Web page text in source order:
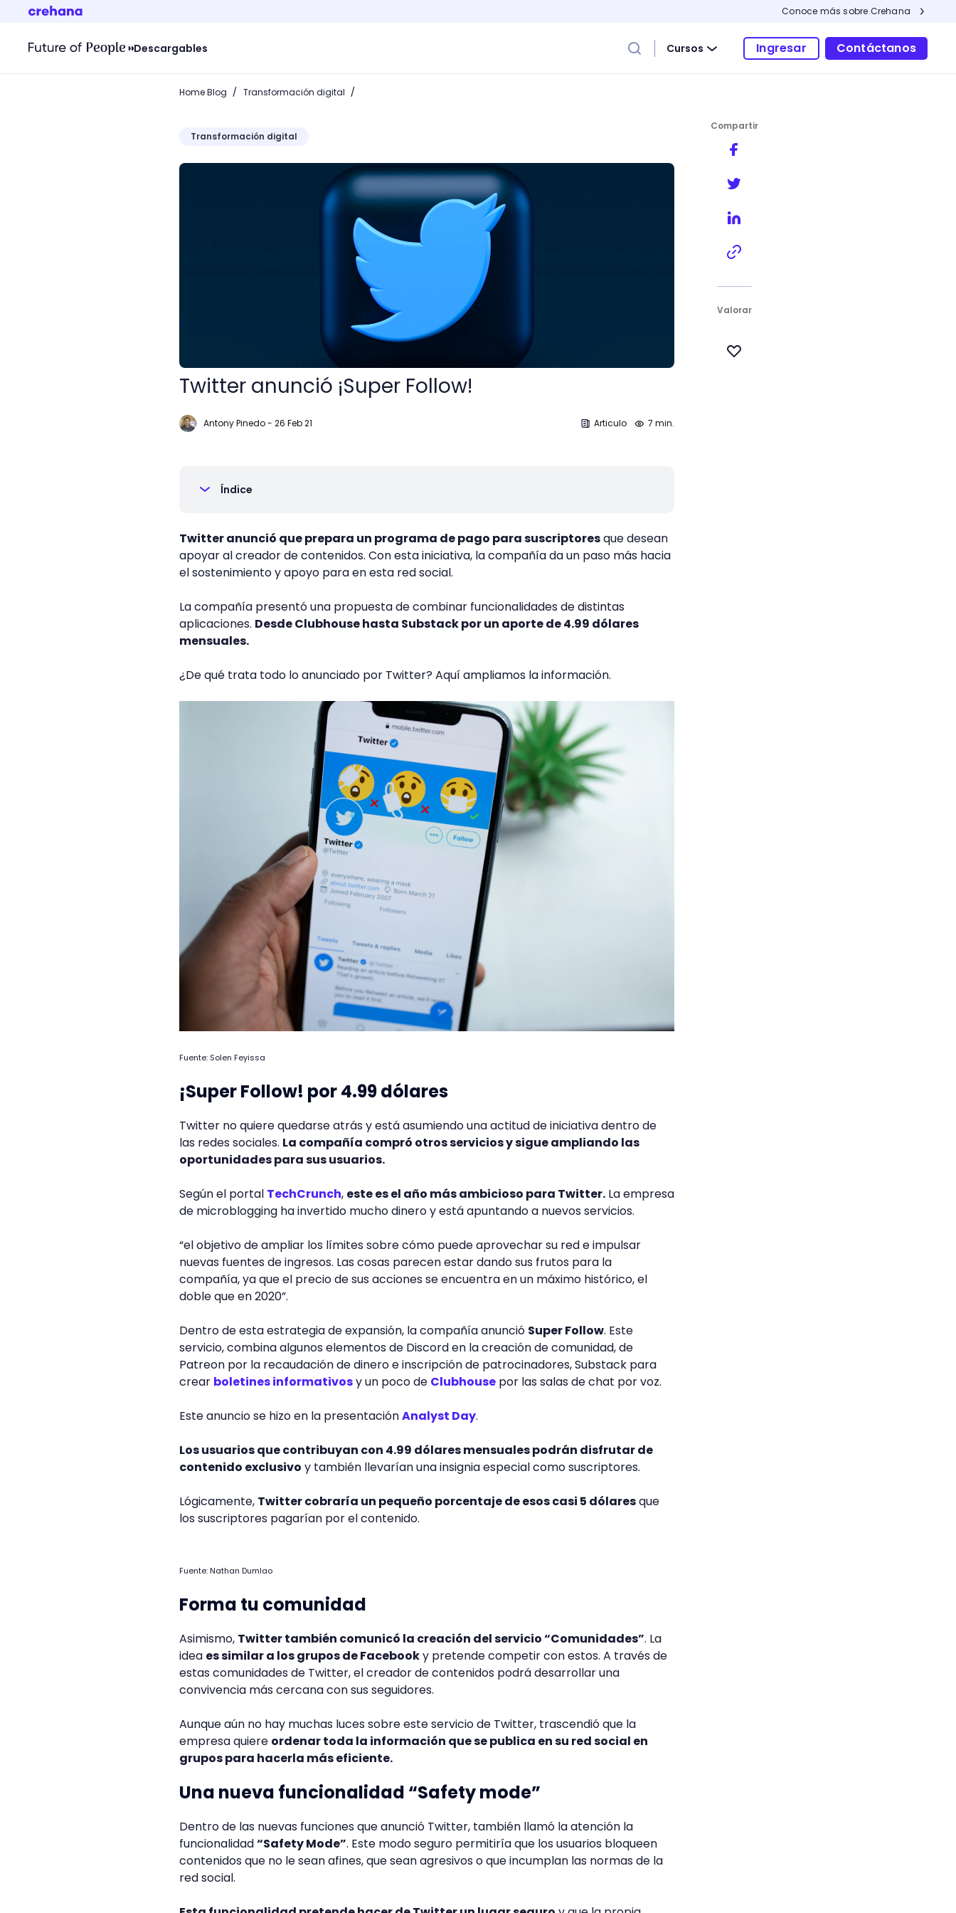
Conoce más sobre Crehana
Descargables Cursos Ingresar Contáctanos
Home Blog / Transformación digital /
Transformación digital
Twitter anunció ¡Super Follow!
Twitter anunció ¡Super Follow!
Antony Pinedo- 26 Feb 21 Articulo 7 min.
Índice
Twitter anunció que prepara un programa de pago para suscriptoresque desean
apoyar al creador de contenidos. Con esta iniciativa, la compañía da un paso más hacia
el sostenimiento y apoyo para en esta red social.
La compañía presentó una propuesta de combinar funcionalidades de distintas
aplicaciones. Desde Clubhouse hasta Substack por un aporte de 4.99 dólares
mensuales.
¿De qué trata todo lo anunciado por Twitter? Aquí ampliamos la información.
Fuente: Solen Feyissa
¡Super Follow! por 4.99 dólares
Twitter no quiere quedarse atrás y está asumiendo una actitud de iniciativa dentro de
las redes sociales. La compañía compró otros servicios y sigue ampliando las
oportunidades para sus usuarios.
Según el portal TechCrunch, este es el año más ambicioso para Twitter. La empresa
de microblogging ha invertido mucho dinero y está apuntando a nuevos servicios.
“el objetivo de ampliar los límites sobre cómo puede aprovechar su red e impulsar
nuevas fuentes de ingresos. Las cosas parecen estar dando sus frutos para la
compañía, ya que el precio de sus acciones se encuentra en un máximo histórico, el
doble que en 2020”.
Dentro de esta estrategia de expansión, la compañía anunció Super Follow. Este
servicio, combina algunos elementos de Discord en la creación de comunidad, de
Patreon por la recaudación de dinero e inscripción de patrocinadores, Substack para
crear boletines informativosy un poco de Clubhouse por las salas de chat por voz.
Este anuncio se hizo en la presentaciónAnalyst Day.
Los usuarios que contribuyan con 4.99 dólares mensuales podrán disfrutar de
contenido exclusivo y también llevarían una insignia especial como suscriptores.
Lógicamente, Twitter cobraría un pequeño porcentaje de esos casi 5 dólaresque
los suscriptores pagarían por el contenido.
Fuente: Nathan Dumlao
Forma tu comunidad
Asimismo, Twitter también comunicó la creación del servicio “Comunidades”. La
idea es similar a los grupos de Facebooky pretende competir con estos. A través de
estas comunidades de Twitter, el creador de contenidos podrá desarrollar una
convivencia más cercana con sus seguidores.
Aunque aún no hay muchas luces sobre este servicio de Twitter, trascendió que la
empresa quiere ordenar toda la información que se publica en su red social en
grupos para hacerla más eficiente.
Una nueva funcionalidad “Safety mode”
Dentro de las nuevas funciones que anunció Twitter, también llamó la atención la
funcionalidad“Safety Mode”. Este modo seguro permitiría que los usuarios bloqueen
contenidos que no le sean afines, que sean agresivos o que incumplan las normas de la
red social.
Compartir
Valorar